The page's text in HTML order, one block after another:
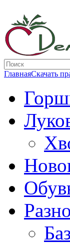
ГлавнаяСкачать